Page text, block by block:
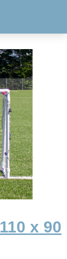
x 90